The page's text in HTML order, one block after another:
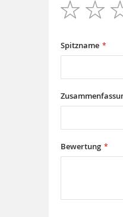
Spitzname
Bewertung